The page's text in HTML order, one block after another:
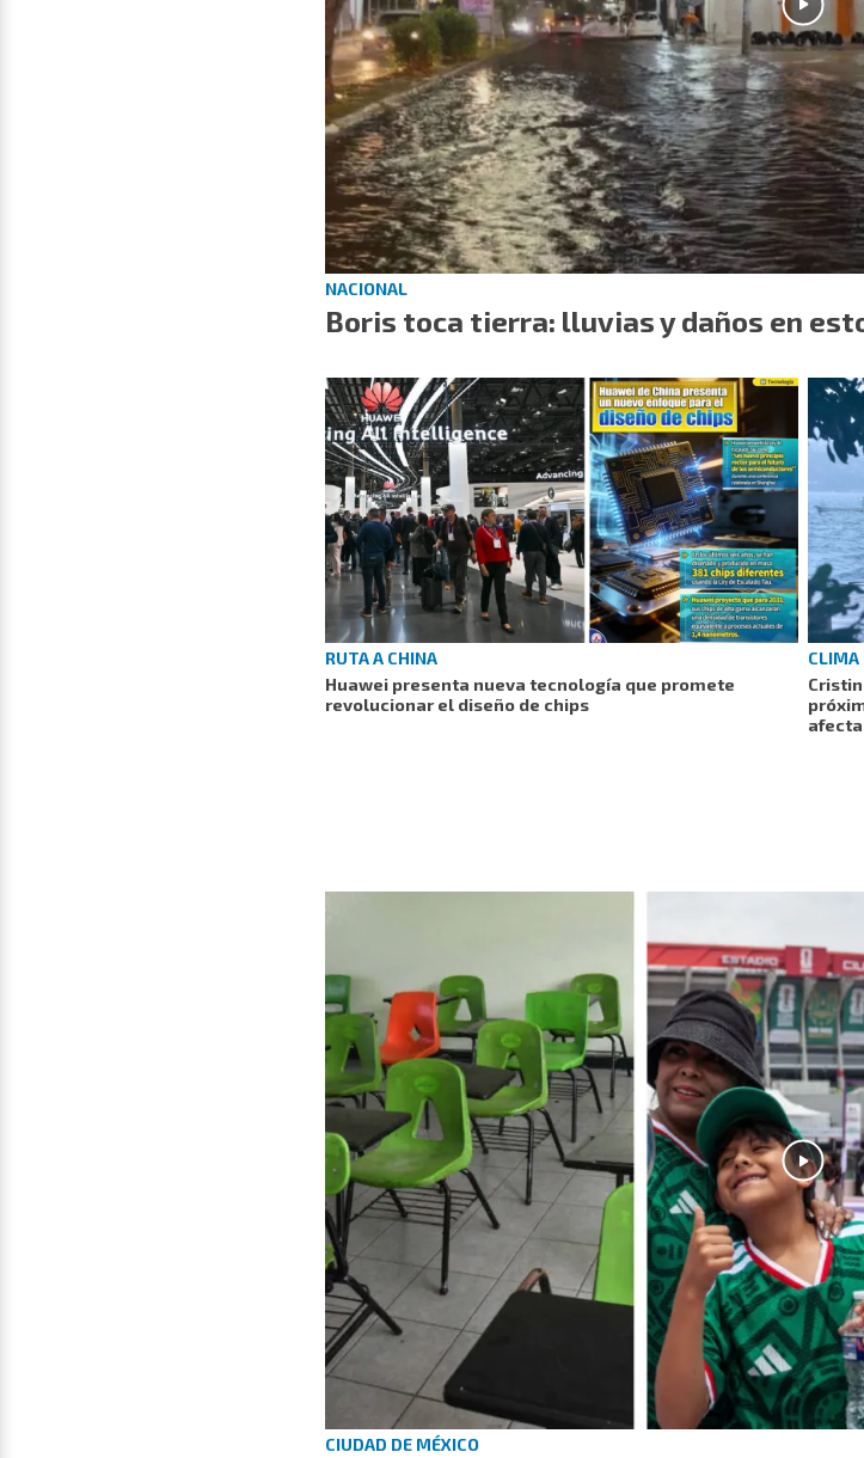
NACIONAL
Boris toca tierra: lluvias y daños en
RUTA A CHINA
Huawei presenta nueva tecnología que promete
revolucionar el diseño de chips
CLIMA
CIUDAD DE MÉXICO